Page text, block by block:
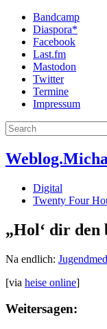
Bandcamp
Diaspora*
Facebook
Last.fm
Mastodon
Twitter
Termine
Impressum
Digital
Twenty Four
„Hol‘ dir den
Na endlich:
[via heise online]
Weitersagen: